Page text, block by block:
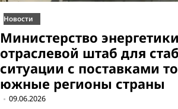
Новости
Министерство
отраслевой штаб для
ситуации с поставками
южные регионы страны
09.06.2026